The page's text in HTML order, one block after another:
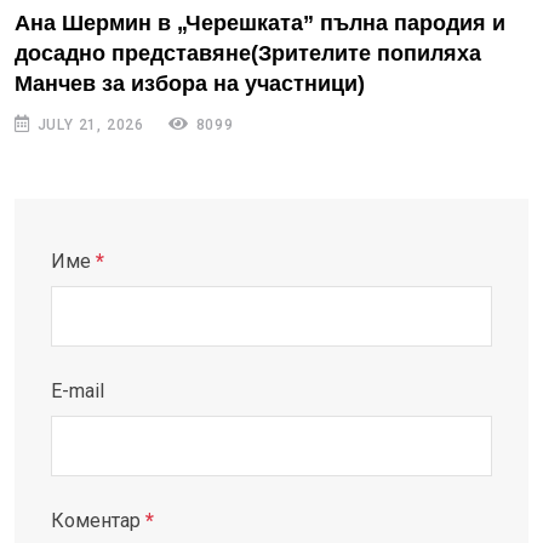
Ана Шермин в „Черешката” пълна пародия и
досадно представяне(Зрителите попиляха
Манчев за избора на участници)
JULY 21, 2026 8099
Име *
E-mail
Коментар *